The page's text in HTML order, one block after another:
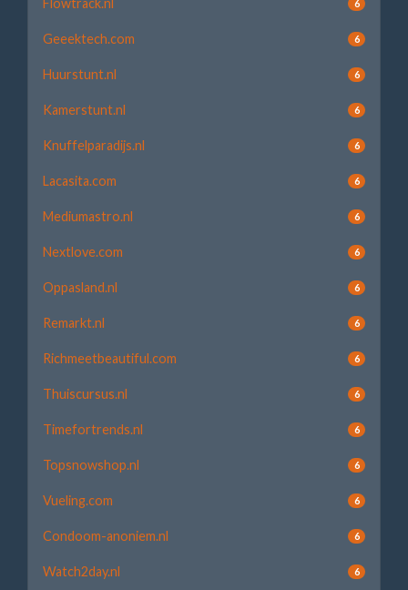
Flowtrack.nl 6
Geeektech.com 6
Huurstunt.nl 6
Kamerstunt.nl 6
Knuffelparadijs.nl 6
Lacasita.com 6
Mediumastro.nl 6
Nextlove.com 6
Oppasland.nl 6
Remarkt.nl 6
Richmeetbeautiful.com 6
Thuiscursus.nl 6
Timefortrends.nl 6
Topsnowshop.nl 6
Vueling.com 6
Condoom-anoniem.nl 6
Watch2day.nl 6